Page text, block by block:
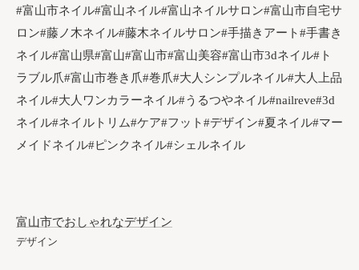
#富山市ネイル#富山ネイル#富山ネイルサロン#富山市自宅サ
ロン#藤ノ木ネイル#藤木ネイルサロン#手描きアート#手書き
ネイル#富山県#富山#富山市#富山美容#富山市3dネイル#ト
ラブル爪#富山市巻き爪#巻爪#大人シンプルネイル#大人上品
ネイル#大人ワンカラーネイル#うるつやネイル#nailreve#3d
ネイル#ネイルトリム#ケア#フット#デザイン#夏ネイル#マー
メイドネイル#ピンクネイル#シェルネイル
富山市でおしゃれなデザイン
デザイン